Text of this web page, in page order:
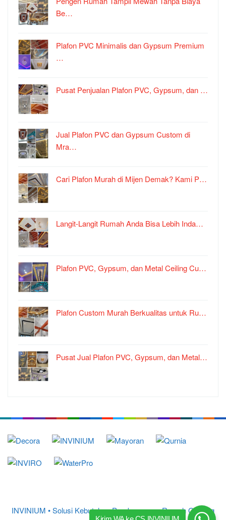
Be…
Plafon PVC Minimalis dan Gypsum Premium
…
Pusat Penjualan Plafon PVC, Gypsum, dan …
Jual Plafon PVC dan Gypsum Custom di
Mra…
Cari Plafon Murah di Mijen Demak? Kami P…
Langit-Langit Rumah Anda Bisa Lebih Inda…
Plafon PVC, Gypsum, dan Metal Ceiling Cu…
Plafon Custom Murah Berkualitas untuk Ru…
Pusat Jual Plafon PVC, Gypsum, dan Metal…
INVINIUM • Solusi Kebutuhan Pembangunan Rumah Gedung